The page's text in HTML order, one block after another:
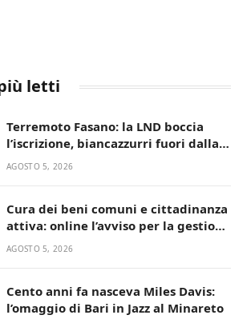
letti
Terremoto Fasano: la LND boccia
l’iscrizione, biancazzurri fuori dalla
Serie D
AGOSTO 5, 2026
Cura dei beni comuni e cittadinanza
attiva: online l’avviso per la gestione
condivisa della Villetta di Laureto
AGOSTO 5, 2026
Cento anni fa nasceva Miles Davis:
l’omaggio di Bari in Jazz al Minareto